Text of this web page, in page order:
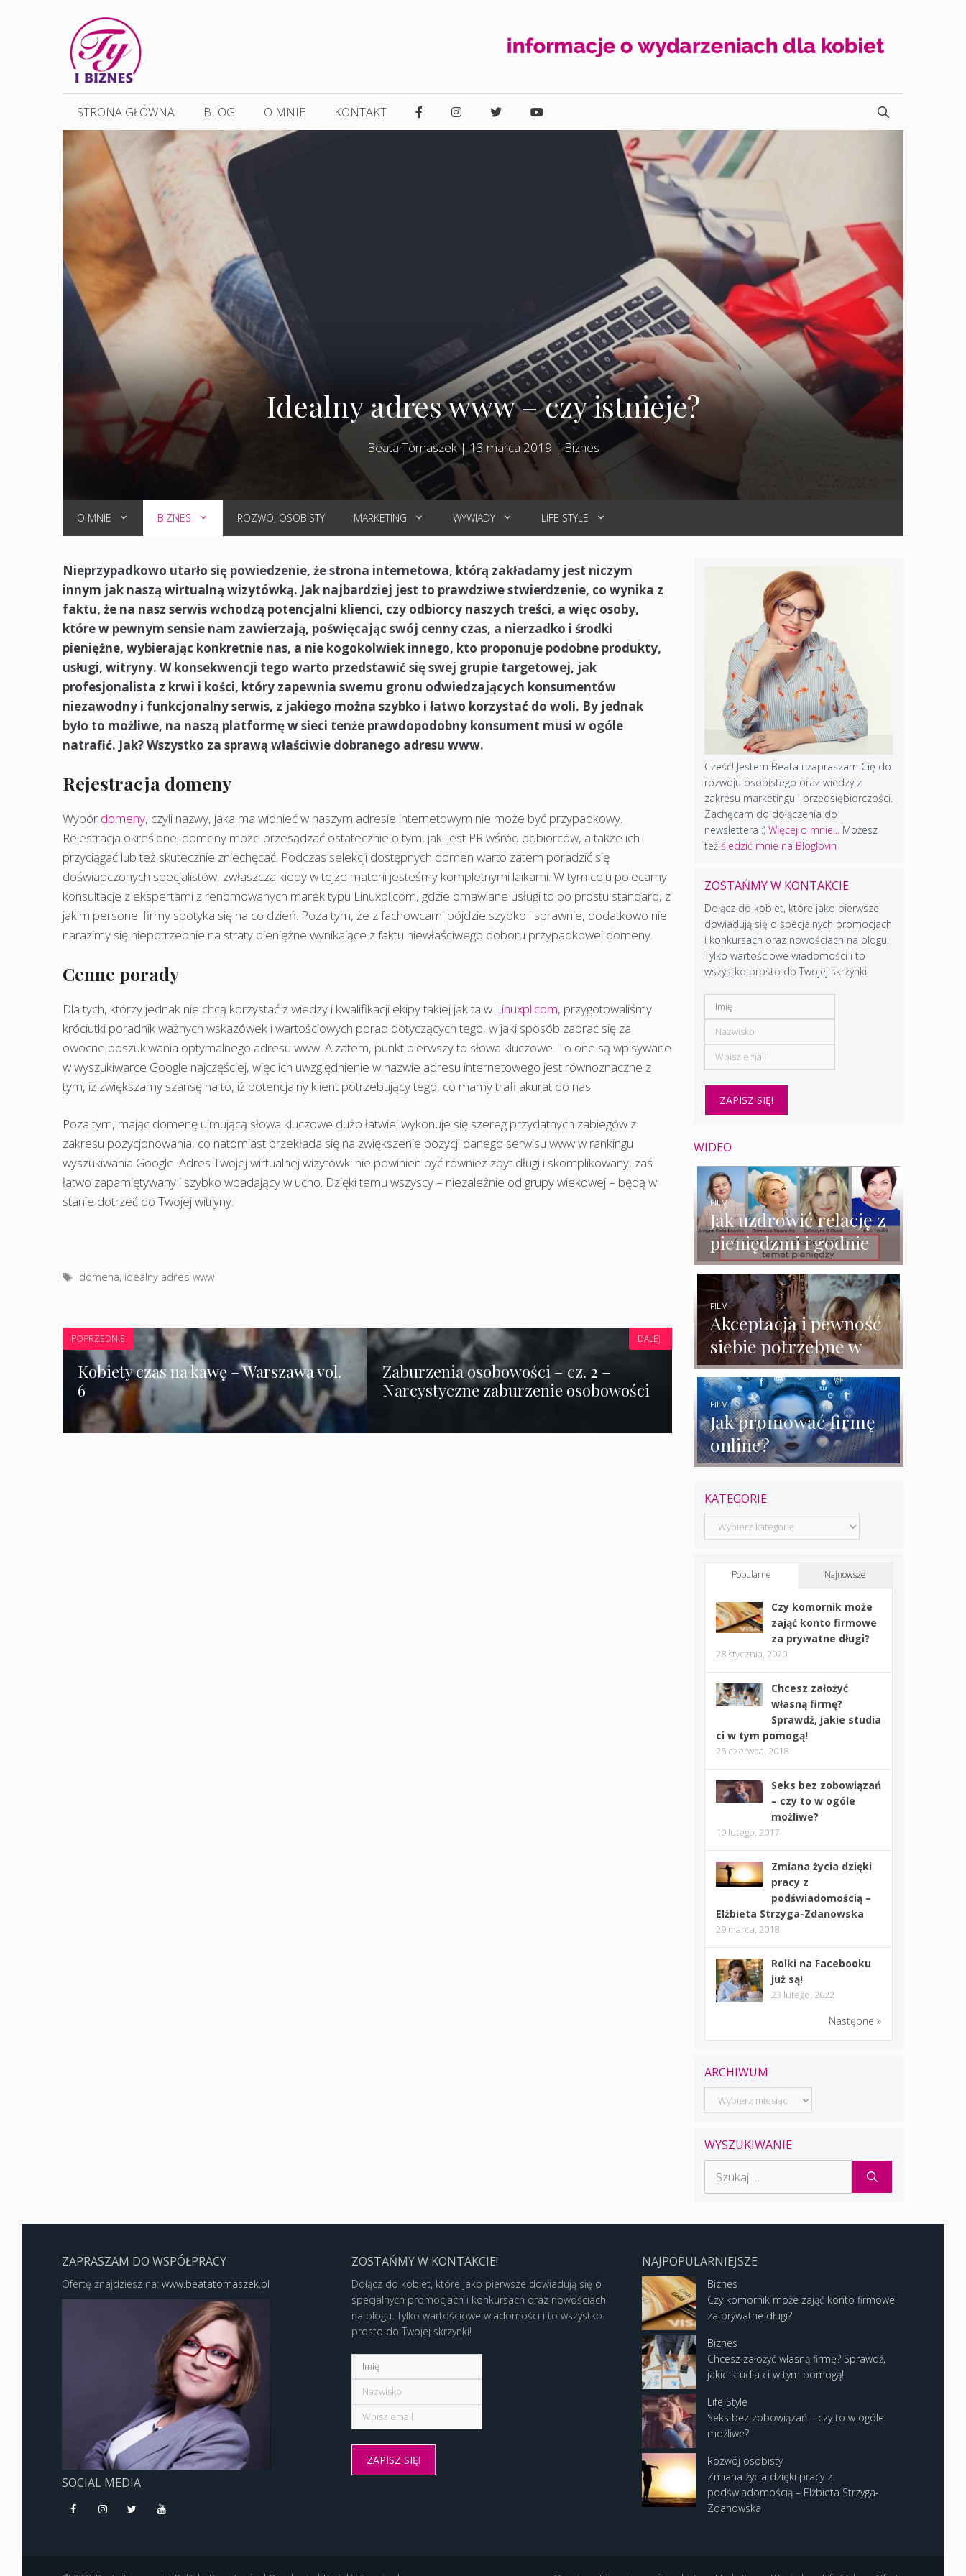
STRONA GŁÓWNA BLOG O MNIE KONTAKT
Idealny adres www – czy istnieje?
Beata Tomaszek|13 marca 2019 |Biznes
O MNIE BIZNES ROZWÓJ OSOBISTY MARKETING WYWIADY LIFE STYLE
Nieprzypadkowo utarło się powiedzenie, że strona internetowa, którą zakładamy jest niczym
innym jak naszą wirtualną wizytówką. Jak najbardziej jest to prawdziwe stwierdzenie, co wynika z
faktu, że na nasz serwis wchodzą potencjalni klienci, czy odbiorcy naszych treści, a więc osoby,
które w pewnym sensie nam zawierzają, poświęcając swój cenny czas, a nierzadko i środki
pieniężne, wybierając konkretnie nas, a nie kogokolwiek innego, kto proponuje podobne produkty,
usługi, witryny. W konsekwencji tego warto przedstawić się swej grupie targetowej, jak
profesjonalista z krwi i kości, który zapewnia swemu gronu odwiedzających konsumentów
niezawodny i funkcjonalny serwis, z jakiego można szybko i łatwo korzystać do woli. By jednak
było to możliwe, na naszą platformę w sieci tenże prawdopodobny konsument musi w ogóle
natrafić. Jak? Wszystko za sprawą właściwie dobranego adresu www.
Rejestracja domeny
Wybór domeny, czyli nazwy, jaka ma widnieć w naszym adresie internetowym nie może być przypadkowy.
Rejestracja określonej domeny może przesądzać ostatecznie o tym, jaki jest PR wśród odbiorców, a także ich
przyciągać lub też skutecznie zniechęcać. Podczas selekcji dostępnych domen warto zatem poradzić się
doświadczonych specjalistów, zwłaszcza kiedy w tejże materii jesteśmy kompletnymi laikami. W tym celu polecamy
konsultacje z ekspertami z renomowanych marek typu Linuxpl.com, gdzie omawiane usługi to po prostu standard, z
jakim personel firmy spotyka się na co dzień. Poza tym, że z fachowcami pójdzie szybko i sprawnie, dodatkowo nie
narazimy się niepotrzebnie na straty pieniężne wynikające z faktu niewłaściwego doboru przypadkowej domeny.
Cenne porady
Dla tych, którzy jednak nie chcą korzystać z wiedzy i kwalifikacji ekipy takiej jak ta w Linuxpl.com, przygotowaliśmy
króciutki poradnik ważnych wskazówek i wartościowych porad dotyczących tego, w jaki sposób zabrać się za
owocne poszukiwania optymalnego adresu www. A zatem, punkt pierwszy to słowa kluczowe. To one są wpisywane
w wyszukiwarce Google najczęściej, więc ich uwzględnienie w nazwie adresu internetowego jest równoznaczne z
tym, iż zwiększamy szansę na to, iż potencjalny klient potrzebujący tego, co mamy trafi akurat do nas.
Poza tym, mając domenę ujmującą słowa kluczowe dużo łatwiej wykonuje się szereg przydatnych zabiegów z
zakresu pozycjonowania, co natomiast przekłada się na zwiększenie pozycji danego serwisu www w rankingu
wyszukiwania Google. Adres Twojej wirtualnej wizytówki nie powinien być również zbyt długi i skomplikowany, zaś
łatwo zapamiętywany i szybko wpadający w ucho. Dzięki temu wszyscy – niezależnie od grupy wiekowej – będą w
stanie dotrzeć do Twojej witryny.
Tagi
domena, idealny adres www
POPRZEDNIE
Kobiety czas na kawę – Warszawa vol.
6
Zaburzenia osobowości – cz. 2 –
Narcystyczne zaburzenie osobowości
DALEJ
Cześć! Jestem Beata i zapraszam Cię do
rozwoju osobistego oraz wiedzy z
zakresu marketingu i przedsiębiorczości.
Zachęcam do dołączenia do
newslettera :) Więcej o mnie...Możesz
też śledzić mnie na Bloglovin
ZOSTAŃMY W KONTAKCIE
Dołącz do kobiet, które jako pierwsze
dowiadują się o specjalnych promocjach
i konkursach oraz nowościach na blogu.
Tylko wartościowe wiadomości i to
wszystko prosto do Twojej skrzynki!
WIDEO
Jak uzdrowić relację z
pieniędzmi i godnie
zarabiać? – 4
rozmowy z
ekspertkami
FILM
Akceptacja i pewność
siebie potrzebne w
biznesie?
FILM
Jak promować firmę
online?
FILM
KATEGORIE
Kategorie
Popularne Najnowsze
Czy komornik może
zająć konto firmowe
za prywatne długi?
28 stycznia, 2020
Chcesz założyć
własną firmę?
Sprawdź, jakie studia
ci w tym pomogą!
25 czerwca, 2018
Seks bez zobowiązań
– czy to w ogóle
możliwe?
10 lutego, 2017
Zmiana życia dzięki
pracy z
podświadomością –
Elżbieta Strzyga-Zdanowska
29 marca, 2018
Rolki na Facebooku
już są!
23 lutego, 2022
Następne »
ARCHIWUM
Archiwum
WYSZUKIWANIE
ZAPRASZAM DO WSPÓŁPRACY
Ofertę znajdziesz na: www.beatatomaszek.pl
SOCIAL MEDIA
ZOSTAŃMY W KONTAKCIE!
Dołącz do kobiet, które jako pierwsze dowiadują się o
specjalnych promocjach i konkursach oraz nowościach
na blogu. Tylko wartościowe wiadomości i to wszystko
prosto do Twojej skrzynki!
NAJPOPULARNIEJSZE
Biznes
Czy komornik może zająć konto firmowe
za prywatne długi?
Biznes
Chcesz założyć własną firmę? Sprawdź,
jakie studia ci w tym pomogą!
Life Style
Seks bez zobowiązań – czy to w ogóle
możliwe?
Rozwój osobisty
Zmiana życia dzięki pracy z
podświadomością – Elżbieta Strzyga-
Zdanowska